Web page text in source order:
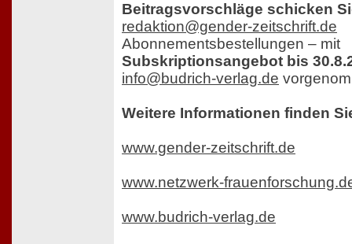
Beitragsvorschläge schicken
redaktion@gender-zeitschrift.de
Abonnementsbestellungen – mit
Subskriptionsangebot bis
info@budrich-verlag.de
Weitere Informationen finden
www.gender-zeitschrift.de
www.netzwerk-
www.budrich-verlag.de